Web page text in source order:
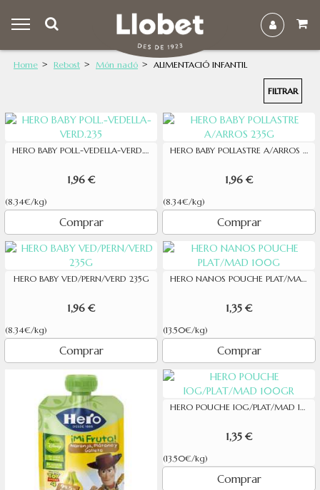
Home Rebost Món nadó ALIMENTACIÓ INFANTIL
FILTRAR
HERO BABY POLL.-VEDELLA-VERD.235
1,96 €
(8.34€/kg)
Comprar
HERO BABY POLLASTRE A/ARROS 235G
1,96 €
(8.34€/kg)
Comprar
HERO BABY VED/PERN/VERD 235G
1,96 €
(8.34€/kg)
Comprar
HERO NANOS POUCHE PLAT/MAD 100G
1,35 €
(13.50€/kg)
Comprar
HERO POUCHE IOG/PLAT/MAD 100GR
1,35 €
(13.50€/kg)
Comprar